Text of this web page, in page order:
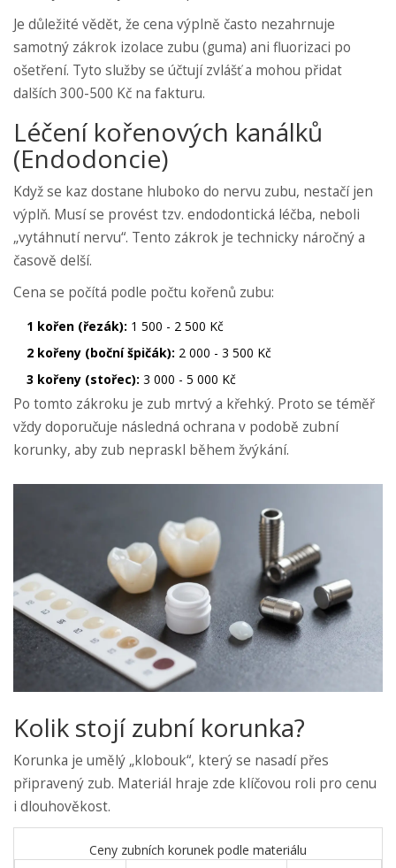
Je důležité vědět, že cena výplně často nezahrnuje
samotný zákrok izolace zubu (guma) ani fluorizaci po
ošetření. Tyto služby se účtují zvlášť a mohou přidat
dalších 300-500 Kč na fakturu.
Léčení kořenových kanálků
(Endodoncie)
Když se kaz dostane hluboko do nervu zubu, nestačí jen
výplň. Musí se provést tzv. endodontická léčba, neboli
„vytáhnutí nervu“. Tento zákrok je technicky náročný a
časově delší.
Cena se počítá podle počtu kořenů zubu:
1 kořen (řezák): 1 500 - 2 500 Kč
2 kořeny (boční špičák): 2 000 - 3 500 Kč
3 kořeny (stořec): 3 000 - 5 000 Kč
Po tomto zákroku je zub mrtvý a křehký. Proto se téměř
vždy doporučuje následná ochrana v podobě zubní
korunky, aby zub nepraskl během žvýkání.
Kolik stojí zubní korunka?
Korunka je umělý „klobouk“, který se nasadí přes
připravený zub. Materiál hraje zde klíčovou roli pro cenu
i dlouhověkost.
Ceny zubních korunek podle materiálu